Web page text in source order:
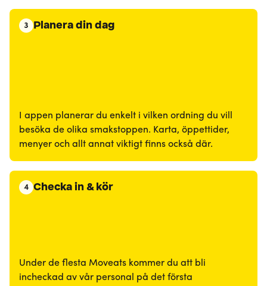
3 Planera din dag
I appen planerar du enkelt i vilken ordning du vill
besöka de olika smakstoppen. Karta, öppettider,
menyer och allt annat viktigt finns också där.
4 Checka in & kör
Under de flesta Moveats kommer du att bli
incheckad av vår personal på det första